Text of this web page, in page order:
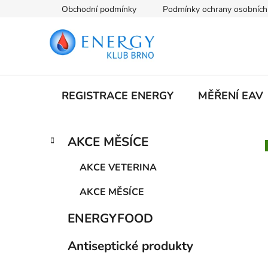
Obchodní podmínky Podmínky ochrany
REGISTRACE ENERGY MĚŘENÍ EAV
PPřeskočit
kategorie
K
a
AKCE MĚSÍCE
AKCE VETERINA
AKCE MĚSÍCE
ENERGYFOOD
Antiseptické produkty